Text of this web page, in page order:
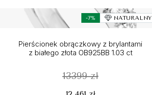
-7% NATURALNY
Pierścionek obrączkowy z brylantami
z białego złota OB925BB 1.03 ct
13399 zł